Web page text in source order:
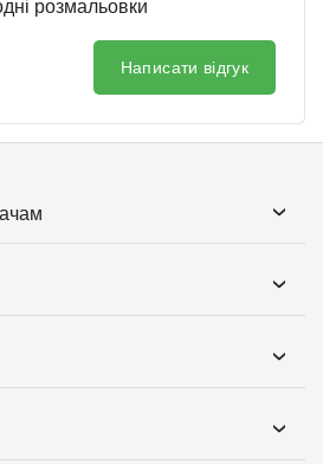
розмальовки
Написати відгук